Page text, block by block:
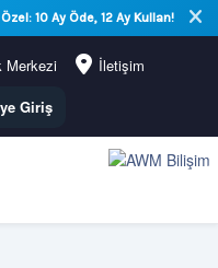
10 Ay Öde, 12 Ay Kullan!
Merkezi
İletişim
Giriş